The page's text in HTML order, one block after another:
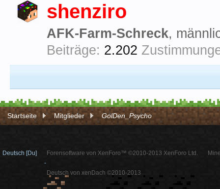
shenziro
AFK-Farm-Schreck,
Beiträge: 2.202
Startseite Mitglieder GolDen_Psycho
Deutsch [Du]
Forensoftware von XenForo™ ©2010-2013 XenForo Ltd.
-
Deutsch von xenDach ©2010-2013